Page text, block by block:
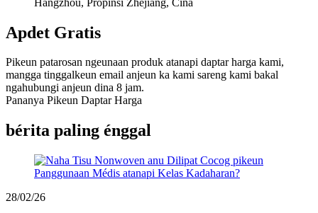
Apdet Gratis
Pikeun patarosan ngeunaan produk atanapi daptar harga kami,
mangga tinggalkeun email anjeun ka kami sareng kami bakal
ngahubungi anjeun dina 8 jam.
Pananya Pikeun Daptar Harga
bérita paling énggal
28/02/26